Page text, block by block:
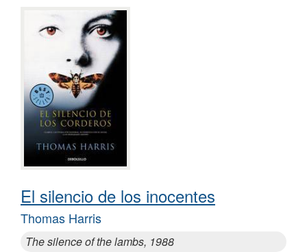
El silencio de los inocentes
Thomas Harris
The silence of the lambs, 1988